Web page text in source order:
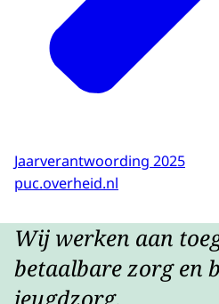
Jaarverantwoording 2025
puc.overheid.nl
Wij werken aan
betaalbare zorg en
jeugdzorg.